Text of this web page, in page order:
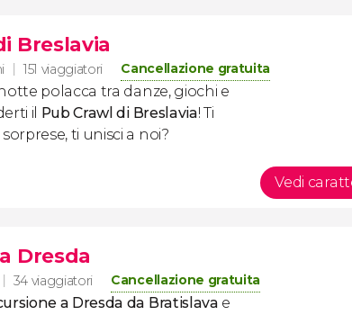
Breslavia
151 viaggiatori Cancellazione gratuita
polacca tra danze, giochi e
il Pub Crawl di Breslavia! Ti
ti unisci a noi?
Vedi
Dresda
34 viaggiatori Cancellazione gratuita
a Dresda da Bratislava e